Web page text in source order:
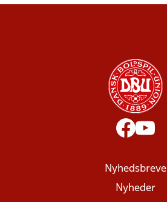
Nyhedsbreve
Nyheder